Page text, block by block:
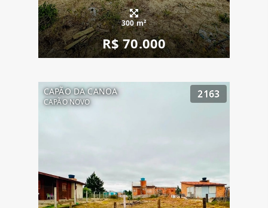
300 m²
R$ 70.000
CAPÃO DA CANOA
CAPÃO NOVO
2163